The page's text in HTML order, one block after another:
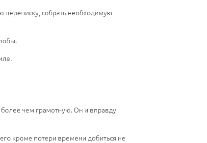
переписку, собрать необходимую
более чем грамотную. Он и вправду
кроме потери времени добиться не